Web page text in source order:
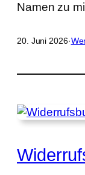
Namen zu
20. Juni 2026·